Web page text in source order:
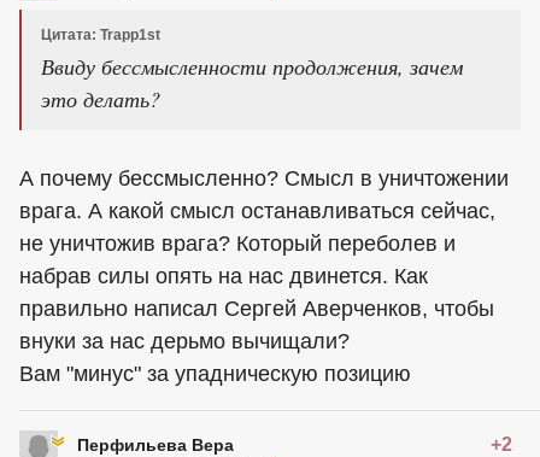
Цитата: Trapp1st
Ввиду бессмысленности продолжения, зачем
это делать?
А почему бессмысленно? Смысл в уничтожении
врага. А какой смысл останавливаться сейчас,
не уничтожив врага? Который переболев и
набрав силы опять на нас двинется. Как
правильно написал Сергей Аверченков, чтобы
внуки за нас дерьмо вычищали?
Вам "минус" за упадническую позицию
Перфильева Вера +2